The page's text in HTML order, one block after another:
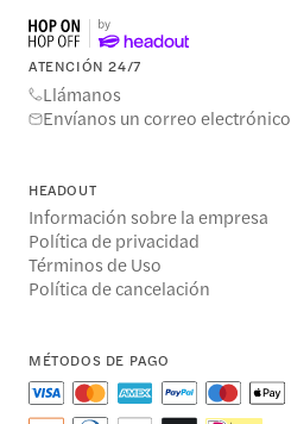
ATENCIÓN 24/7
Llámanos
Envíanos un correo electrónico
HEADOUT
Información sobre la empresa
Política de privacidad
Términos de Uso
Política de cancelación
MÉTODOS DE PAGO